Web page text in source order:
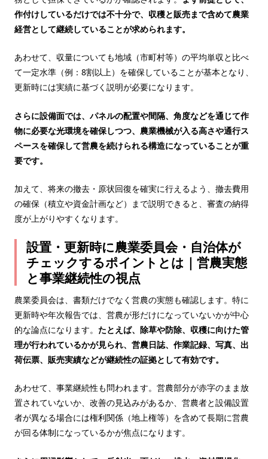
作付けしているだけでは不十分で、収穫と販売まで含めて農業
経営として継続していることが求められます。
あわせて、収量についても地域（市町村等）の平均単収と比べ
て一定水準（例：8割以上）を確保していることが基本となり、
更新時には実績に基づく説明が必要になります。
さらに設備面では、パネルの配置や間隔、角度などを通じて作
物に必要な光環境を確保しつつ、農業機械が入る高さや通行ス
ペースを確保して営農を続けられる構造になっていることが重
要です。
加えて、将来の撤去・原状回復を確実に行えるよう、撤去費用
の確保（積立や資金計画など）まで説明できると、審査の納得
度が上がりやすくなります。
設置・更新時に農業委員会・自治体が
チェックするポイントとは｜営農実態
と事業継続性の視点
農業委員会は、書類だけでなく営農の実態も確認します。特に
更新時や年次報告では、営農が形だけになっていないかが中心
的な論点になります。 たとえば、除草や防除、収穫に向けた管
理が行われているかが見られ、営農日誌、作業記録、写真、出
荷伝票、販売実績などが継続性の証拠として有効です。
あわせて、事業継続性も問われます。営農部分が赤字のまま放
置されていないか、改善の見込みがあるか、営農者と設備設置
者が異なる場合には権利関係（地上権等）を含めて長期に営農
が回る体制になっているかが焦点になります。